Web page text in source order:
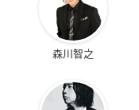
森川智之